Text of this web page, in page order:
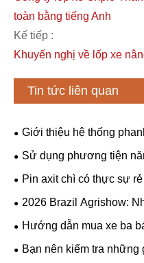
toàn bằng tiếng Anh
Kế tiếp :
Khuyến nghị về lốp xe
Tin tức liên quan
Giới thiệu hệ thống
Sử dụng phương tiện
“tình hữu nghị sắt đá”
Pin axit chì có thực sự
​2026 Brazil Agrishow:
nông nghiệp toàn cầu
mới về hiện đại hóa nông
Hướng dẫn mua xe ba
Bạn nên kiểm tra những